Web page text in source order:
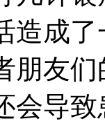
造成
朋友
会导